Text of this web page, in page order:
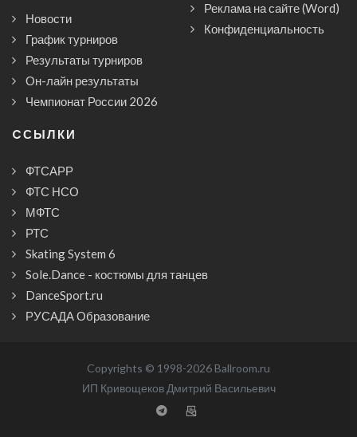
Новости
График турниров
Результаты турниров
Он-лайн результаты
Чемпионат России 2026
Реклама на сайте (Word)
Конфиденциальность
CСЫЛКИ
ФТСАРР
ФТС НСО
МФТС
РТС
Skating System 6
Sole.Dance - костюмы для танцев
DanceSport.ru
РУСАДА Образование
Copyrights © 1998-2026 Ballroom.ru
ИП Кривощеков Дмитрий Васильевич